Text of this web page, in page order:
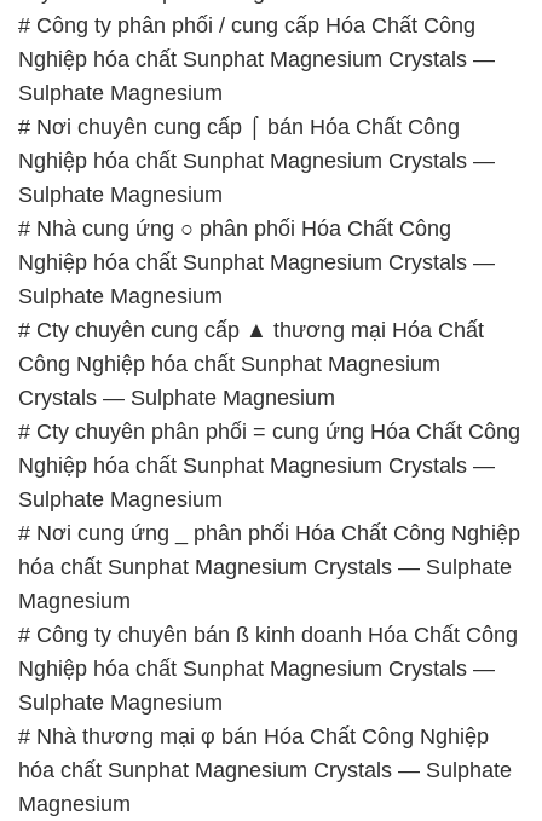
Nghiệp hóa chất Sunphat Magnesium Crystals —
Sulphate Magnesium
# Nhà cung ứng ○ phân phối Hóa Chất Công
Nghiệp hóa chất Sunphat Magnesium Crystals —
Sulphate Magnesium
# Cty chuyên cung cấp ▲ thương mại Hóa Chất
Công Nghiệp hóa chất Sunphat Magnesium
Crystals — Sulphate Magnesium
# Cty chuyên phân phối = cung ứng Hóa Chất Công
Nghiệp hóa chất Sunphat Magnesium Crystals —
Sulphate Magnesium
# Nơi cung ứng _ phân phối Hóa Chất Công Nghiệp
hóa chất Sunphat Magnesium Crystals — Sulphate
Magnesium
# Công ty chuyên bán ß kinh doanh Hóa Chất Công
Nghiệp hóa chất Sunphat Magnesium Crystals —
Sulphate Magnesium
# Nhà thương mại φ bán Hóa Chất Công Nghiệp
hóa chất Sunphat Magnesium Crystals — Sulphate
Magnesium
# Nhà bán hàng ∩ phân phối Hóa Chất Công
Nghiệp hóa chất Sunphat Magnesium Crystals —
Sulphate Magnesium
# Công ty kinh doanh – bán Hóa Chất Công Nghiệp